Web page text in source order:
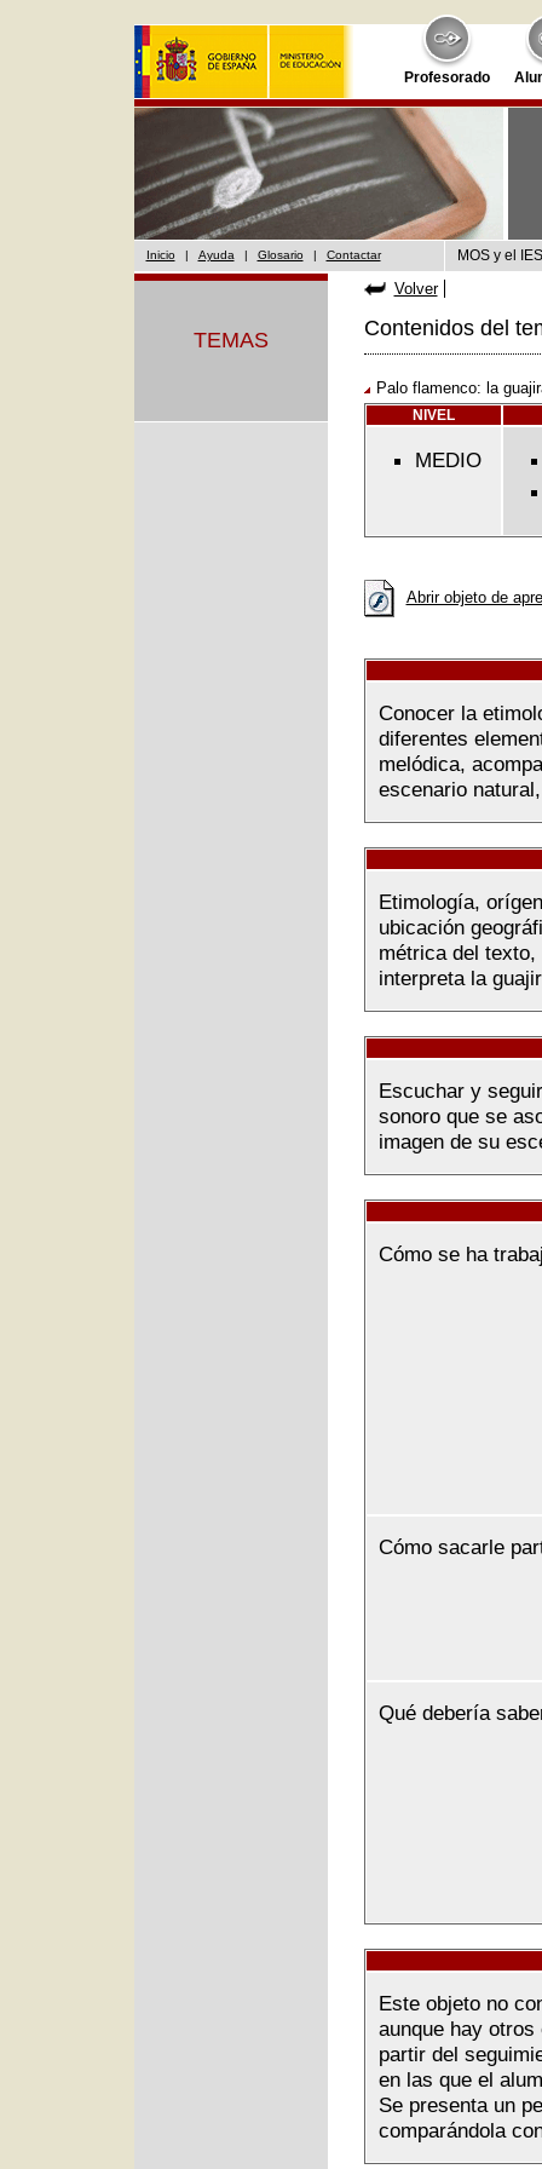
Profesorado
Inicio | Ayuda | Glosario | Contactar MOS y el
TEMAS
Volver
Contenidos del
Palo flamenco: la
NIVEL
MEDIO
Abrir objeto de
Conocer la
diferentes
melódica,
escenario
Etimología,
ubicación
métrica del
interpreta la
Escuchar y
sonoro que se
imagen de su
Cómo se ha
Cómo sacarle
Qué debería
Este objeto no
aunque hay
partir del
en las que el
Se presenta un
comparándola